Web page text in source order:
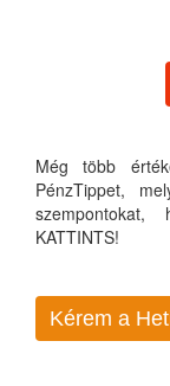
Még több
PénzTippet,
szempontokat,
KATTINTS!
Kérem a